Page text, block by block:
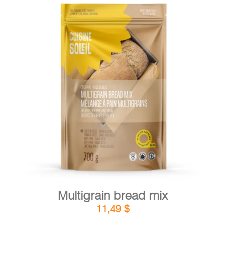
ADD TO CART / DETAILS
Multigrain bread mix
11,49 $